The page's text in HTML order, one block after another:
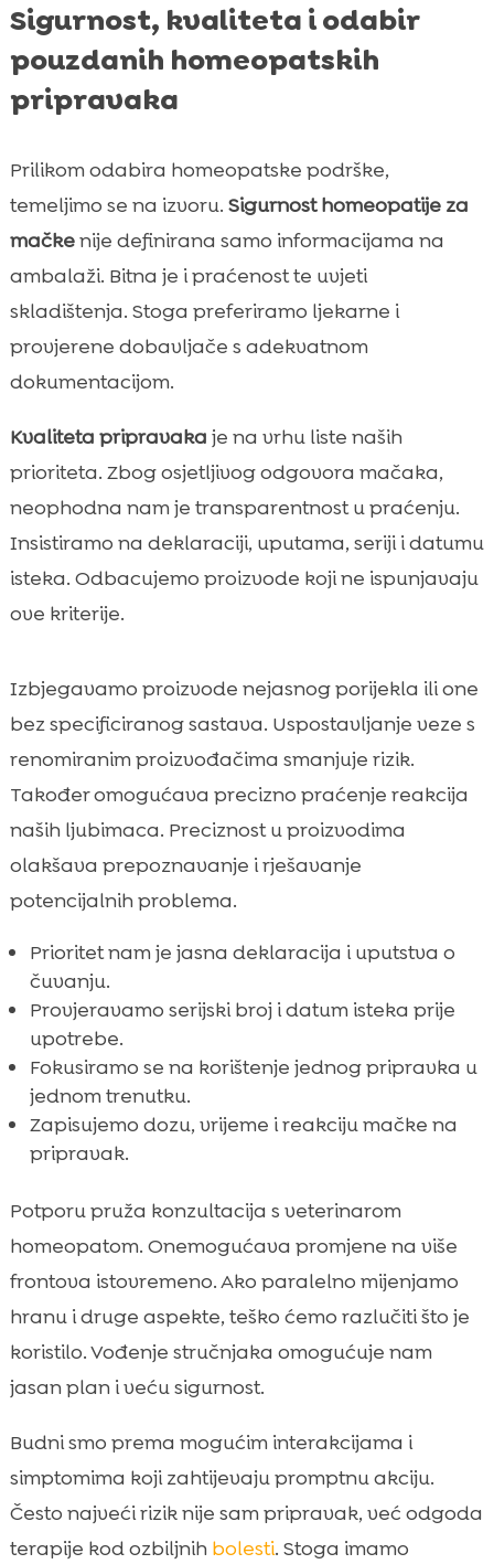
Sigurnost, kvaliteta i odabir
pouzdanih homeopatskih
pripravaka
Prilikom odabira homeopatske podrške,
temeljimo se na izvoru. Sigurnost homeopatije za
mačkenije definirana samo informacijama na
ambalaži. Bitna je i praćenost te uvjeti
skladištenja. Stoga preferiramo ljekarne i
provjerene dobavljače s adekvatnom
dokumentacijom.
Kvaliteta pripravaka je na vrhu liste naših
prioriteta. Zbog osjetljivog odgovora mačaka,
neophodna nam je transparentnost u praćenju.
Insistiramo na deklaraciji, uputama, seriji i datumu
isteka. Odbacujemo proizvode koji ne ispunjavaju
ove kriterije.
Izbjegavamo proizvode nejasnog porijekla ili one
bez specificiranog sastava. Uspostavljanje veze s
renomiranim proizvođačima smanjuje rizik.
Također omogućava precizno praćenje reakcija
naših ljubimaca. Preciznost u proizvodima
olakšava prepoznavanje i rješavanje
potencijalnih problema.
Prioritet nam je jasna deklaracija i uputstva o
čuvanju.
Provjeravamo serijski broj i datum isteka prije
upotrebe.
Fokusiramo se na korištenje jednog pripravka u
jednom trenutku.
Zapisujemo dozu, vrijeme i reakciju mačke na
pripravak.
Potporu pruža konzultacija s veterinarom
homeopatom. Onemogućava promjene na više
frontova istovremeno. Ako paralelno mijenjamo
hranu i druge aspekte, teško ćemo razlučiti što je
koristilo. Vođenje stručnjaka omogućuje nam
jasan plan i veću sigurnost.
Budni smo prema mogućim interakcijama i
simptomima koji zahtijevaju promptnu akciju.
Često najveći rizik nije sam pripravak, već odgoda
terapije kod ozbiljnih bolesti. Stoga imamo